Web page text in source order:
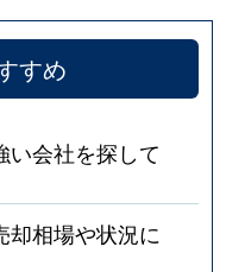
すめ
い会社を探して
却相場や状況に